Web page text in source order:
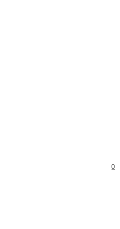
0